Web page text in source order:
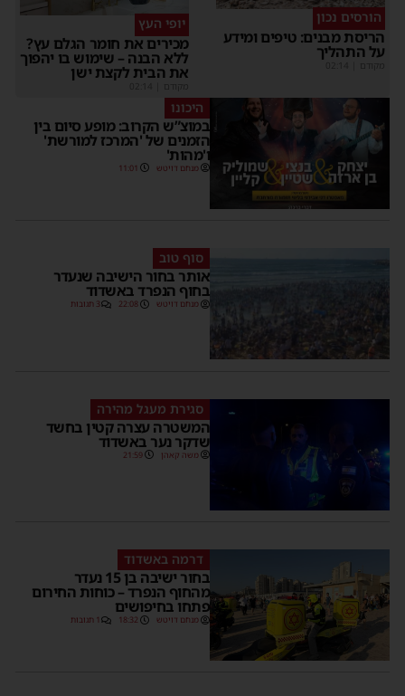
הורסים נכון
הריסת מבנים: טיפים ומידע
על התהליך
מקודם
יופי העץ
מכירים את חומר הגלם עץ?
ללא הבנה – שימוש בו יהפוך
את הבית לקצת ישן
מקודם
היכונו
במוצ”ש הקרוב: מופע סיום בין
הזמנים של 'המרכז למורשת'
ו'מהות'
מנחם דויטש 11:01
סוף טוב
אותר בחור הישיבה שנעדר
בחוף הנפרד באשדוד
מנחם דויטש 22:08 3 תגובות
סגירת מעגל מהירה
המשטרה עצרה קטין בחשד
שדקר נער באשדוד
משה קאהן 21:59
דרמה באשדוד
בחור ישיבה בן 15 נעדר
מהחוף הנפרד – כוחות החירום
פתחו בחיפושים
מנחם דויטש 18:32 1 תגובות